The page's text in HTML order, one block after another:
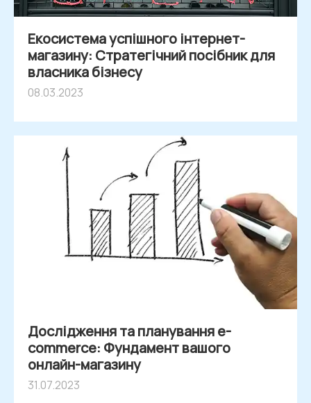
Екосистема успішного інтернет-
магазину: Стратегічний посібник для
власника бізнесу
08.03.2023
Дослідження та планування e-
commerce: Фундамент вашого
онлайн-магазину
31.07.2023